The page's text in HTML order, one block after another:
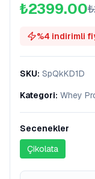
₺2399.00₺
%4 indirimli
SKU: SpQkKD1D
Kategori: Whey
Secenekler
Çikolata